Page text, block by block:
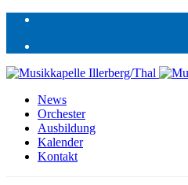
News
Orchester
Ausbildung
Kalender
Kontakt